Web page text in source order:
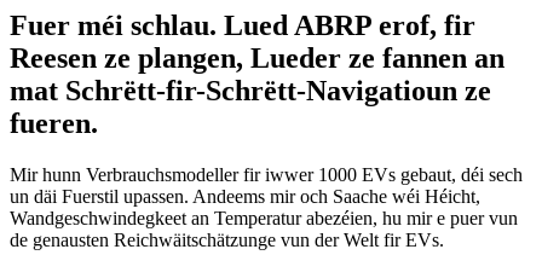
Fuer méi schlau. Lued ABRP erof, fir
Reesen ze plangen, Lueder ze fannen an
mat Schrëtt-fir-Schrëtt-Navigatioun ze
fueren.
Mir hunn Verbrauchsmodeller fir iwwer 1000 EVs gebaut, déi sech
un däi Fuerstil upassen. Andeems mir och Saache wéi Héicht,
Wandgeschwindegkeet an Temperatur abezéien, hu mir e puer vun
de genausten Reichwäitschätzunge vun der Welt fir EVs.